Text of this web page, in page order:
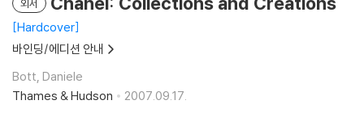
외서
Hardcover
바인딩/에디션 안내
Bott, Daniele
Thames & Hudson
2007.09.17.